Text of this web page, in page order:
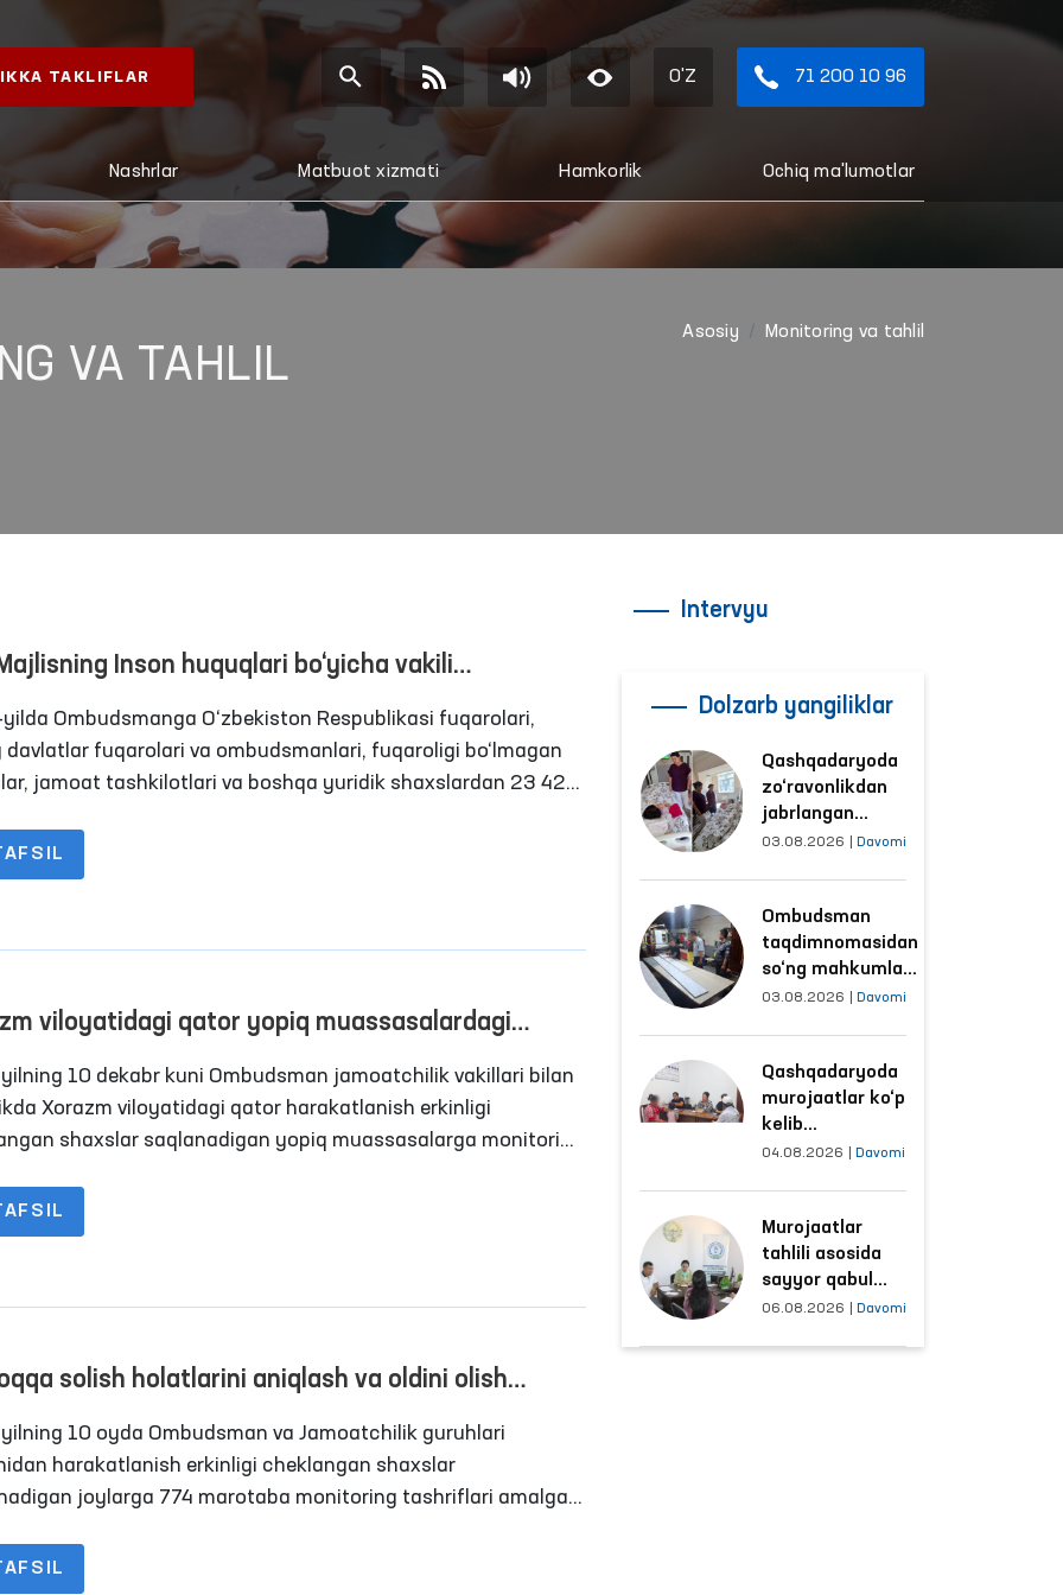
TAKLIFLAR O'Z 71 200 10 96
Nashrlar Matbuot xizmati Hamkorlik Ochiq ma'lumotlar
VA TAHLIL
Asosiy Monitoring va tahlil
Inson huquqlari bo‘yicha vakili
tomonidan 2024-yilda amalga oshirilgan
yuzasidan BRIFING
Ombudsmanga O‘zbekiston Respublikasi fuqarolari,
davlatlar fuqarolari va ombudsmanlari, fuqaroligi bo‘lmagan
jamoat tashkilotlari va boshqa yuridik shaxslardan 23 422
saqlash hibsxonalari, tergov hibsxonalari, jazoni ijro etish
intizomiy qismlar, majburiy davolash
viloyatidagi qator yopiq muassasalardagi
o‘rganildi
10 dekabr kuni Ombudsman jamoatchilik vakillari bilan
erkinligi
shaxslar saqlanadigan yopiq muassasalarga monitoring
ovqatlanish, tibbiy xizmat
isitish tizimi va boshqa holatlar o‘rganildi. Monitoring
solish holatlarini aniqlash va oldini olish
Oliy Majlisning Inson huquqlari bo‘yicha vakili
tomonidan 2024 yilning o‘n oyida amalga
ishlar yuzasidan BRIFING
10 oyda Ombudsman va Jamoatchilik guruhlari
harakatlanish erkinligi cheklangan shaxslar
joylarga 774 marotaba monitoring tashriflari amalga
edi.
Intervyu
Dolzarb yangiliklar
Qashqadaryoda
zo‘ravonlikdan
jabrlangan
ayolning holati
o‘rganildi
03.08.2026 Davomi
Ombudsman
taqdimnomasidan
so‘ng mahkumlar
mehnat
sharoitlar
yaxshilandi
03.08.2026 Davomi
Qashqadaryoda
murojaatlar ko‘p
kelib
tushayotgan
yo‘lga qo‘yildi
04.08.2026 Davomi
Murojaatlar
tahlili asosida
sayyor qabul
o‘tkaziladigan
06.08.2026 Davomi